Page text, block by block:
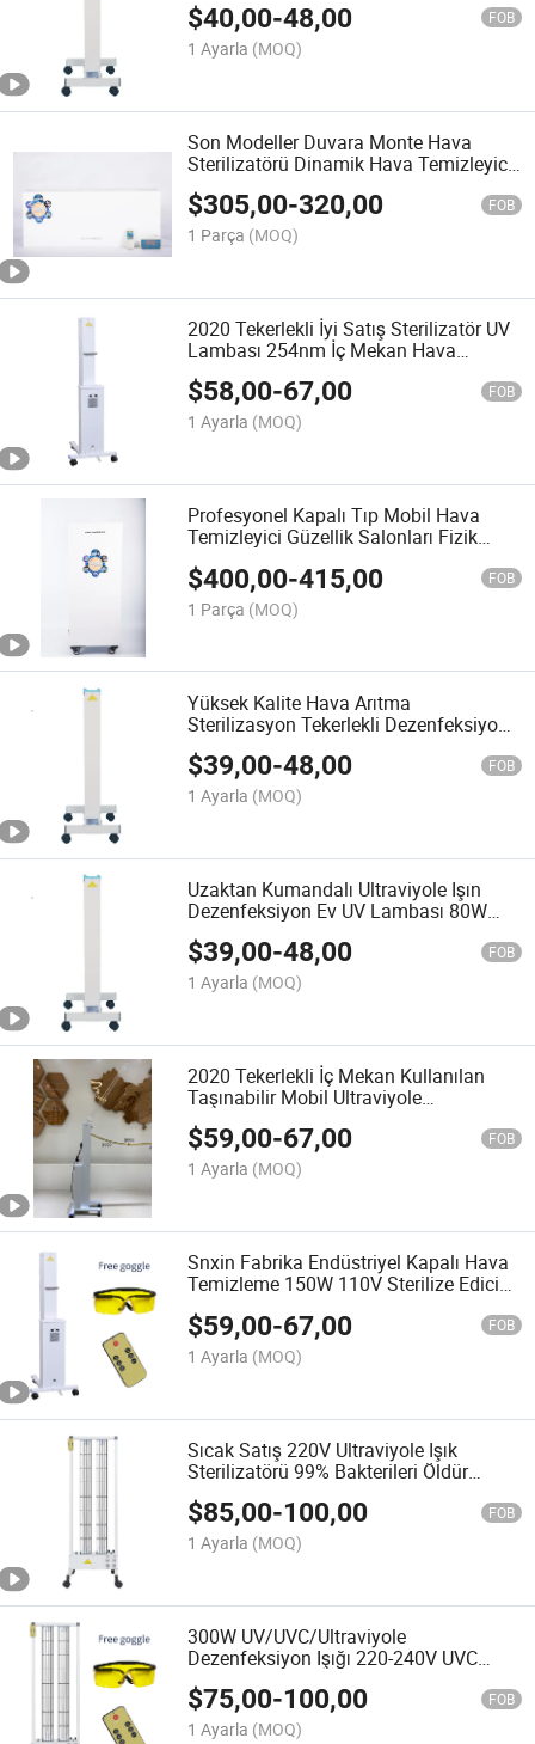
$40,00-48,00 FOB
1 Ayarla (MOQ)
Son Modeller Duvara Monte Hava
Sterilizatörü Dinamik Hava Temizleyici
Uzaktan Kumanda ile
$305,00-320,00 FOB
1 Parça (MOQ)
2020 Tekerlekli İyi Satış Sterilizatör UV
Lambası 254nm İç Mekan Hava
Dezenfeksiyonu için UVC Işığı
$58,00-67,00 FOB
1 Ayarla (MOQ)
Profesyonel Kapalı Tıp Mobil Hava
Temizleyici Güzellik Salonları Fizik
$400,00-415,00 FOB
1 Parça (MOQ)
Yüksek Kalite Hava Arıtma
Sterilizasyon Tekerlekli Dezenfeksiyon
Mikrop Kırıcı 80W UV Lamba
$39,00-48,00 FOB
1 Ayarla (MOQ)
Uzaktan Kumandalı Ultraviyole Işın
Dezenfeksiyon Ev UV Lambası 80W
Hastane Ev Kullanımı Mikropları Yok
Eden UVC Lamba LED Işık Sterilizatörü
$39,00-48,00 FOB
1 Ayarla (MOQ)
2020 Tekerlekli İç Mekan Kullanılan
Taşınabilir Mobil Ultraviyole
Sterilizasyon Işığı LED UV Lambası
$59,00-67,00 FOB
1 Ayarla (MOQ)
Snxin Fabrika Endüstriyel Kapalı Hava
Temizleme 150W 110V Sterilize Edici
$59,00-67,00 FOB
1 Ayarla (MOQ)
Sıcak Satış 220V Ultraviyole Işık
Sterilizatörü 99% Bakterileri Öldür
300W UV Lamba
$85,00-100,00 FOB
1 Ayarla (MOQ)
300W UV/UVC/Ultraviyole
Dezenfeksiyon Işığı 220-240V UVC
Lamba Ozon 185nm/Ozone Ücretsiz
254nm Restoran Spor Salonu için
$75,00-100,00 FOB
1 Ayarla (MOQ)